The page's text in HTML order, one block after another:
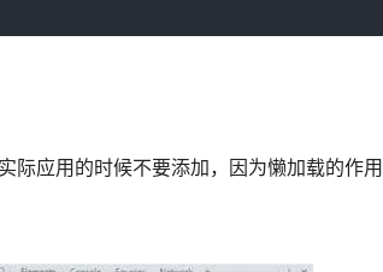
应用的时候不要添加，因为懒加载的作用